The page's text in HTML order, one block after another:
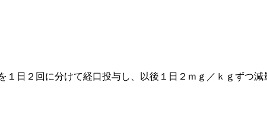
日２回に分けて経口投与し、以後１日２ｍｇ／ｋｇずつ